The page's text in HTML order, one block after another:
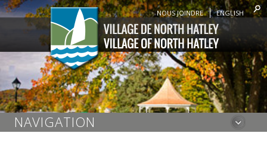
NOUS JOINDRE ENGLISH
NAVIGATION